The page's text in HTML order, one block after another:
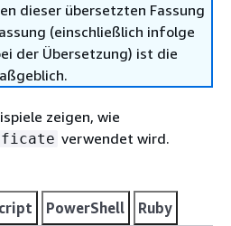
dieser übersetzten Fassung
(einschließlich infolge
der Übersetzung) ist die
zeigen, wie
verwendet wird.
PowerShell Ruby